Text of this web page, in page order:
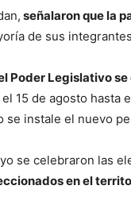
señalaron que la
de sus
Poder Legislativo
15 de agosto hasta
instale el nuevo
se celebraron las
en el